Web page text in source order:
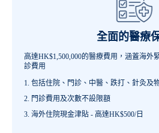
全面的醫療
高達HK$1,500,000的醫療費用，涵蓋海外
診費用
包括住院、門診、中醫、跌打、針灸及
門診費用及次數不設限額
海外住院現金津貼 - 高達HK$500/日